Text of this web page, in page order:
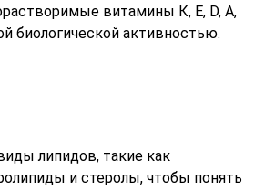
витамины К, Е, D, A,
биологической активностью.
липидов, такие как
и стеролы, чтобы понять